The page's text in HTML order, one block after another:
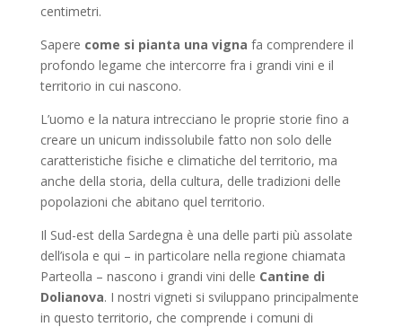
centimetri.
Sapere come si pianta una vigna fa comprendere il
profondo legame che intercorre fra i grandi vini e il
territorio in cui nascono.
L’uomo e la natura intrecciano le proprie storie fino a
creare un unicum indissolubile fatto non solo delle
caratteristiche fisiche e climatiche del territorio, ma
anche della storia, della cultura, delle tradizioni delle
popolazioni che abitano quel territorio.
Il Sud-est della Sardegna è una delle parti più assolate
dell’isola e qui – in particolare nella regione chiamata
Parteolla – nascono i grandi vini delle Cantine di
Dolianova. I nostri vigneti si sviluppano principalmente
in questo territorio, che comprende i comuni di